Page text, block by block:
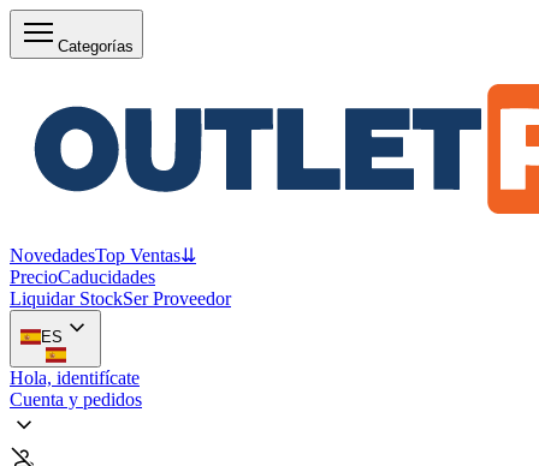
Categorías
NovedadesTop Ventas⇊
PrecioCaducidades
Liquidar StockSer Proveedor
ES
Hola, identifícate
Cuenta y pedidos